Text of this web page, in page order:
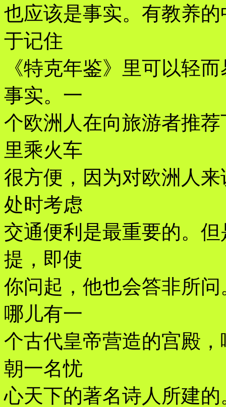
也应该是事实。有教养
于记住
《特克年鉴》里可以轻
事实。一
个欧洲人在向旅游者推
里乘火车
很方便，因为对欧洲人
处时考虑
交通便利是最重要的。
提，即使
你问起，他也会答非所
哪儿有一
个古代皇帝营造的宫殿
朝一名忧
心天下的著名诗人所建